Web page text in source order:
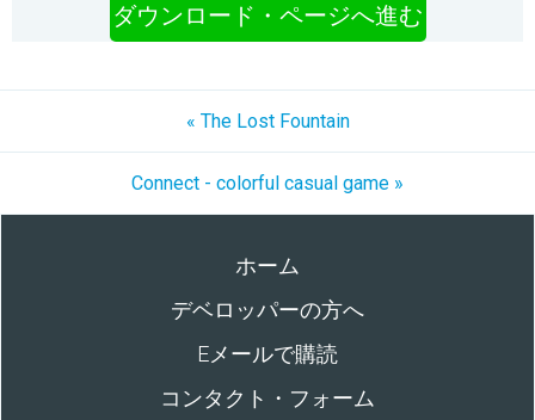
ダウンロード・ページへ進む
« The Lost Fountain
Connect - colorful casual game »
ホーム
デベロッパーの方へ
Eメールで購読
コンタクト・フォーム